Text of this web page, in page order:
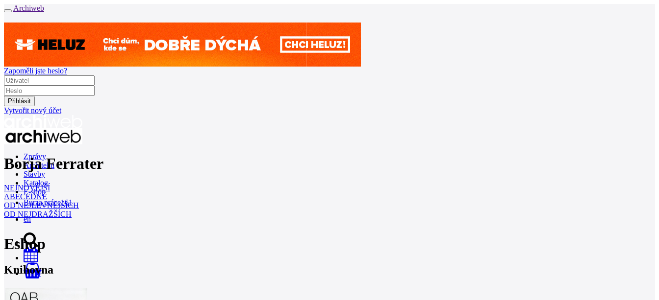
Archiweb
Zapoměli jste heslo?
Vytvořit nový účet
Zprávy
Architekti
Stavby
Katalog
E-shop
Burza práce161
en
0
Borja Ferrater
NEJNOVĚJŠÍ
ABECEDNĚ
OD NEJLEVNĚJŠÍCH
OD NEJDRAŽŠÍCH
Eshop
Knihovna